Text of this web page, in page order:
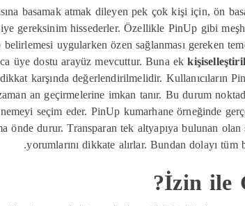
basamak atmak dileyen pek çok kişi için, ön
gereksinim hissederler. Özellikle PinUp gibi
belirlemesi uygularken özen sağlanması gereken
üye dostu arayüz mevcuttur. Buna ek
karşında değerlendirilmelidir. Kullanıcıların
an geçirmelerine imkan tanır. Bu durum
seçim eder. PinUp kumarhane örneğinde
önde durur. Transparan tek altyapıya bulunan
yorumlarını dikkate alırlar. Bundan dolayı
İzin ile